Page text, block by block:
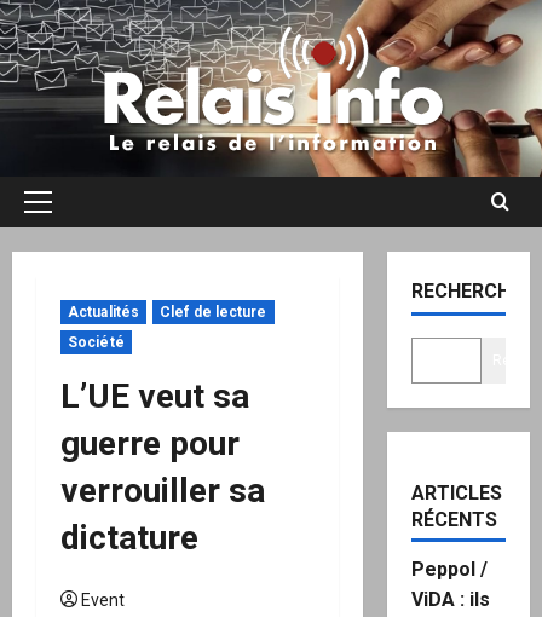
Aller
au
contenu
Menu
Actualités
Clef de lecture
Société
L’UE veut sa
guerre pour
verrouiller sa
dictature
Event
RECHERCHER
ARTICLES
RÉCENTS
Peppol /
ViDA : ils